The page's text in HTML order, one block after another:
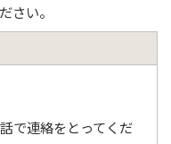
さい。
で連絡をとってくだ